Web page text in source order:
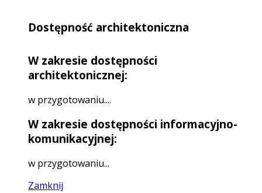
Dostępność architektoniczna
W zakresie dostępności
architektonicznej:
w przygotowaniu....
W zakresie dostępności informacyjno-
komunikacyjnej:
w przygotowaniu...
Zamknij